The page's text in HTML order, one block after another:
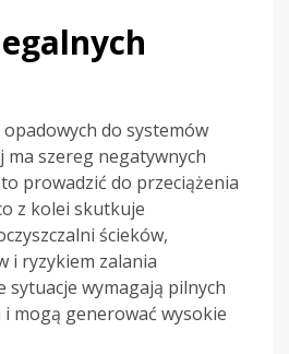
do systemów
szereg negatywnych
prowadzić do przeciążenia
z kolei skutkuje
ścieków,
i ryzykiem zalania
sytuacje wymagają pilnych
i mogą generować wysokie